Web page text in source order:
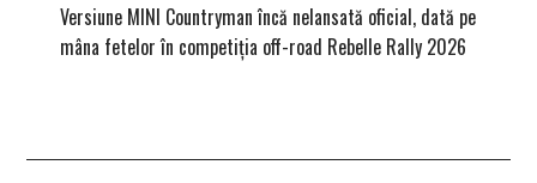
Versiune MINI Countryman încă nelansată oficial, dată pe
mâna fetelor în competiția off-road Rebelle Rally 2026